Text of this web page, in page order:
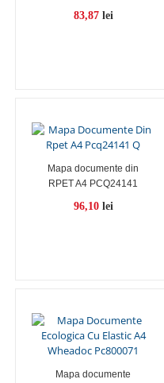
83,87 lei
Mapa documente din
RPET A4 PCQ24141
96,10 lei
Mapa documente